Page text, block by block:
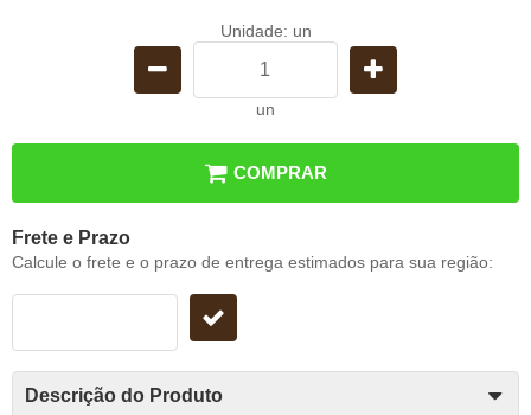
Unidade: un
un
COMPRAR
Frete e Prazo
Calcule o frete e o prazo de entrega estimados para sua região:
Descrição do Produto